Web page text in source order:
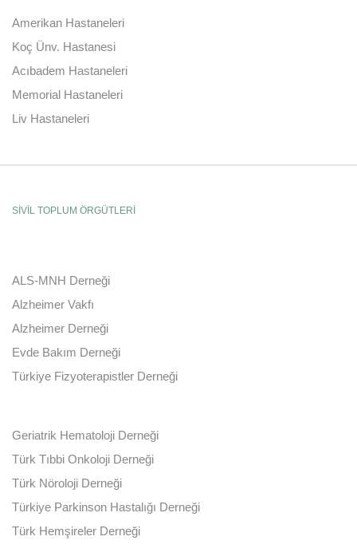
Amerikan Hastaneleri
Koç Ünv. Hastanesi
Acıbadem Hastaneleri
Memorial Hastaneleri
Liv Hastaneleri
SİVİL TOPLUM ÖRGÜTLERİ
ALS-MNH Derneği
Alzheimer Vakfı
Alzheimer Derneği
Evde Bakım Derneği
Türkiye Fizyoterapistler Derneği
Geriatrik Hematoloji Derneği
Türk Tıbbi Onkoloji Derneği
Türk Nöroloji Derneği
Türkiye Parkinson Hastalığı Derneği
Türk Hemşireler Derneği